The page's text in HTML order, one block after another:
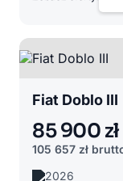
Fiat Doblo III
85 900 zł
105 657 zł
2026